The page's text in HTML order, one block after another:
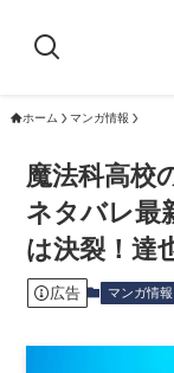
ホーム マンガ情報
魔法科高校
ネタバレ最
は決裂！達
広告 マンガ情報